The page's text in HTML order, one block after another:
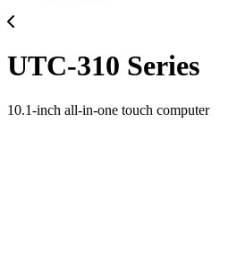
UTC-310 Series
10.1-inch all-in-one touch computer